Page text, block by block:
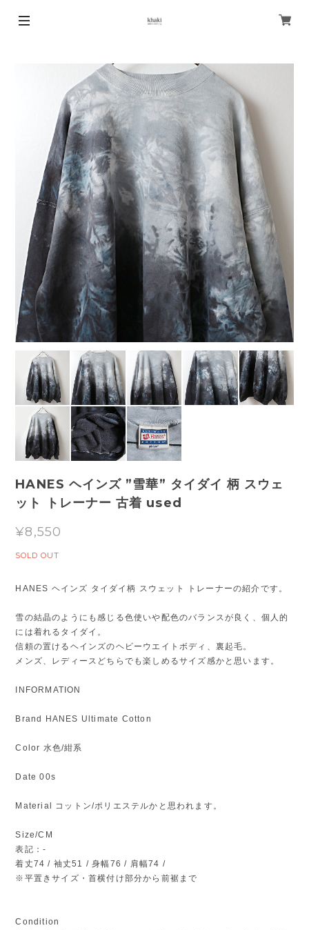
HANES ヘインズ ”雪華” タイダイ 柄 スウェ
ット トレーナー 古着 used
¥8,550
SOLD OUT
HANES ヘインズ タイダイ柄 スウェット トレーナーの紹介です。
雪の結晶のようにも感じる色使いや配色のバランスが良く、個人的
には着れるタイダイ。
信頼の置けるヘインズのヘビーウエイトボディ、裏起毛。
メンズ、レディースどちらでも楽しめるサイズ感かと思います。
INFORMATION
Brand HANES Ultimate Cotton
Color 水色/紺系
Date 00s
Material コットン/ポリエステルかと思われます。
Size/CM
表記：-
着丈74 / 袖丈51 / 身幅76 / 肩幅74 /
※平置きサイズ・首横付け部分から前裾まで
Condition